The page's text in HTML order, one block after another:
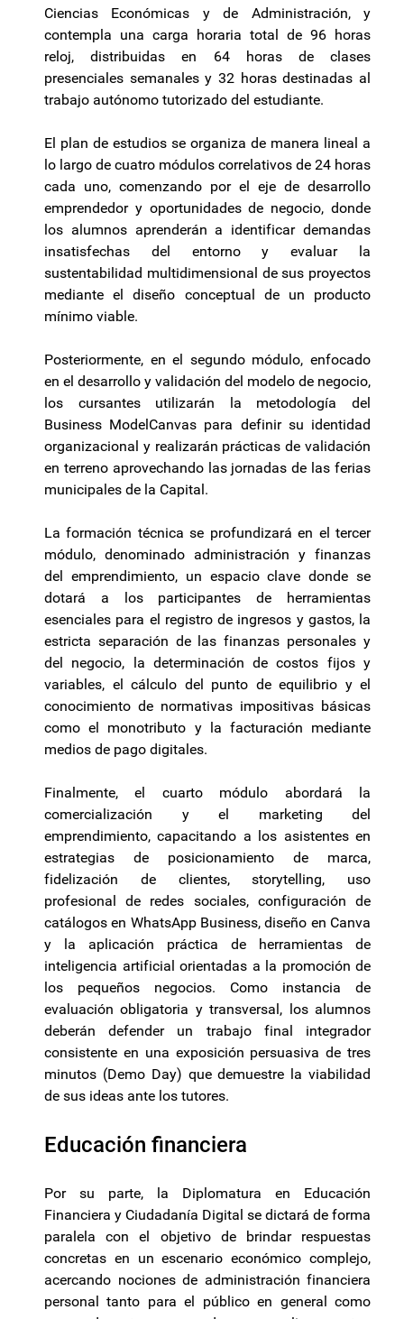
Ciencias Económicas y de Administración, y
contempla una carga horaria total de 96 horas
reloj, distribuidas en 64 horas de clases
presenciales semanales y 32 horas destinadas al
trabajo autónomo tutorizado del estudiante.
El plan de estudios se organiza de manera lineal a
lo largo de cuatro módulos correlativos de 24 horas
cada uno, comenzando por el eje de desarrollo
emprendedor y oportunidades de negocio, donde
los alumnos aprenderán a identificar demandas
insatisfechas del entorno y evaluar la
sustentabilidad multidimensional de sus proyectos
mediante el diseño conceptual de un producto
mínimo viable.
Posteriormente, en el segundo módulo, enfocado
en el desarrollo y validación del modelo de negocio,
los cursantes utilizarán la metodología del
Business ModelCanvas para definir su identidad
organizacional y realizarán prácticas de validación
en terreno aprovechando las jornadas de las ferias
municipales de la Capital.
La formación técnica se profundizará en el tercer
módulo, denominado administración y finanzas
del emprendimiento, un espacio clave donde se
dotará a los participantes de herramientas
esenciales para el registro de ingresos y gastos, la
estricta separación de las finanzas personales y
del negocio, la determinación de costos fijos y
variables, el cálculo del punto de equilibrio y el
conocimiento de normativas impositivas básicas
como el monotributo y la facturación mediante
medios de pago digitales.
Finalmente, el cuarto módulo abordará la
comercialización y el marketing del
emprendimiento, capacitando a los asistentes en
estrategias de posicionamiento de marca,
fidelización de clientes, storytelling, uso
profesional de redes sociales, configuración de
catálogos en WhatsApp Business, diseño en Canva
y la aplicación práctica de herramientas de
inteligencia artificial orientadas a la promoción de
los pequeños negocios. Como instancia de
evaluación obligatoria y transversal, los alumnos
deberán defender un trabajo final integrador
consistente en una exposición persuasiva de tres
minutos (Demo Day) que demuestre la viabilidad
de sus ideas ante los tutores.
Educación financiera
Por su parte, la Diplomatura en Educación
Financiera y Ciudadanía Digital se dictará de forma
paralela con el objetivo de brindar respuestas
concretas en un escenario económico complejo,
acercando nociones de administración financiera
personal tanto para el público en general como